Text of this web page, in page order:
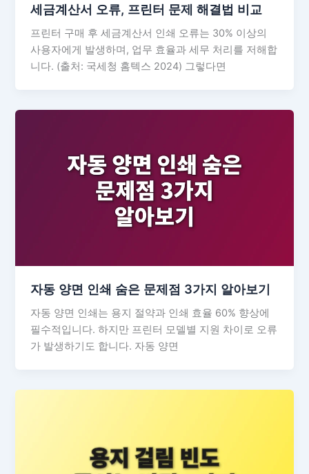
세금계산서 오류, 프린터 문제 해결법 비교
프린터 구매 후 세금계산서 인쇄 오류는 30% 이상의
사용자에게 발생하며, 업무 효율과 세무 처리를 저해합
니다. (출처: 국세청 홈텍스 2024) 그렇다면
자동 양면 인쇄 숨은 문제점 3가지 알아보기
자동 양면 인쇄는 용지 절약과 인쇄 효율 60% 향상에
필수적입니다. 하지만 프린터 모델별 지원 차이로 오류
가 발생하기도 합니다. 자동 양면